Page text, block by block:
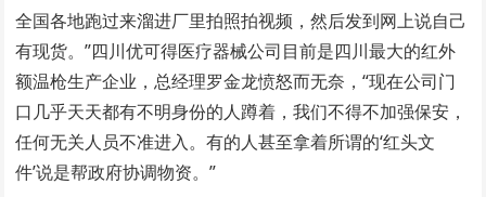
全国各地跑过来溜进厂里拍照拍视频，然后发到网上说自己
有现货。”四川优可得医疗器械公司目前是四川最大的红外
额温枪生产企业，总经理罗金龙愤怒而无奈，“现在公司门
口几乎天天都有不明身份的人蹲着，我们不得不加强保安，
任何无关人员不准进入。有的人甚至拿着所谓的‘红头文
件’说是帮政府协调物资。”